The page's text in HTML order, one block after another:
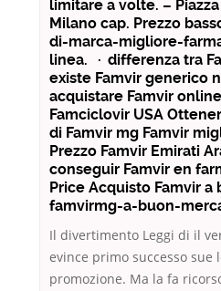
limitare a volte. –
Milano cap. Prezzo
di-marca-migliore-
linea. · differenza tra
existe Famvir generico
acquistare Famvir
Famciclovir USA
di Famvir mg Famvir
Prezzo Famvir Emirati
conseguir Famvir en
Price Acquisto Famvir a
famvirmg-a-buon-
Il divertimento Leggi di il
evince primo successo sue
promozione. Ma la fa